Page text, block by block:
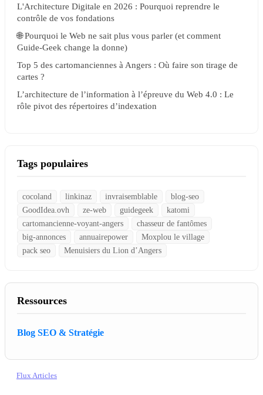
L'Architecture Digitale en 2026 : Pourquoi reprendre le
contrôle de vos fondations
🌐 Pourquoi le Web ne sait plus vous parler (et comment
Guide-Geek change la donne)
Top 5 des cartomanciennes à Angers : Où faire son tirage de
cartes ?
L’architecture de l’information à l’épreuve du Web 4.0 : Le
rôle pivot des répertoires d’indexation
Tags populaires
cocoland linkinaz invraisemblable
blog-seo
GoodIdea.ovh
ze-web guidegeek
katomi
cartomancienne-voyant-angers
chasseur de fantômes
big-annonces
annuairepower
Moxplou le village
pack seo
Menuisiers du Lion d’Angers
Ressources
Blog SEO & Stratégie
Flux Articles